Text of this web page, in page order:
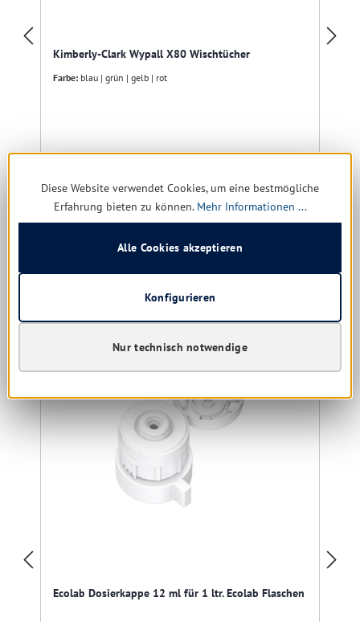
Kimberly-Clark Wypall X80 Wischtücher
Farbe: blau | grün | gelb | rot
97,58 € *
117,10 €(16.67% gespart)
Kunden haben sich ebenfalls angesehen
Ecolab Dosierkappe 12 ml für 1 ltr. Ecolab Flaschen
Diese Website verwendet Cookies, um eine bestmögliche
Erfahrung bieten zu können. Mehr Informationen ...
Nur technisch notwendige
Konfigurieren
Alle Cookies akzeptieren